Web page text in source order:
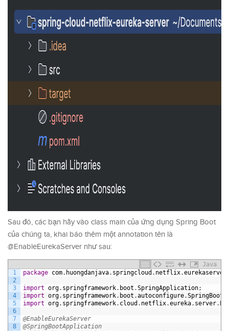
Sau đó, các bạn hãy vào class main của ứng dụng Spring Boot
của chúng ta, khai báo thêm một annotation tên là
@EnableEurekaServer như sau:
Java
1
2
3
4
5
6
7
8
package com. huongdanjava. springcloud . netflix.eurekaserver
import org. springframework. boot .SpringApplication;
import org. springframework. boot .autoconfigure.
import org. springframework. cloud . netflix.eureka. server.
@EnableEurekaServer
@SpringBootApplication